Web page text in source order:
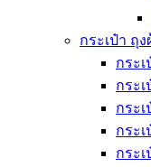
กระเป๋า ถุ
กระ
กระ
กระ
กระ
กระ